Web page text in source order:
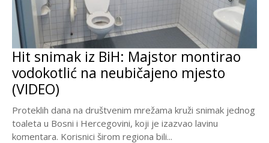
Hit snimak iz BiH: Majstor montirao
vodokotlić na neubičajeno mjesto
(VIDEO)
Proteklih dana na društvenim mrežama kruži snimak jednog
toaleta u Bosni i Hercegovini, koji je izazvao lavinu
komentara. Korisnici širom regiona bili...